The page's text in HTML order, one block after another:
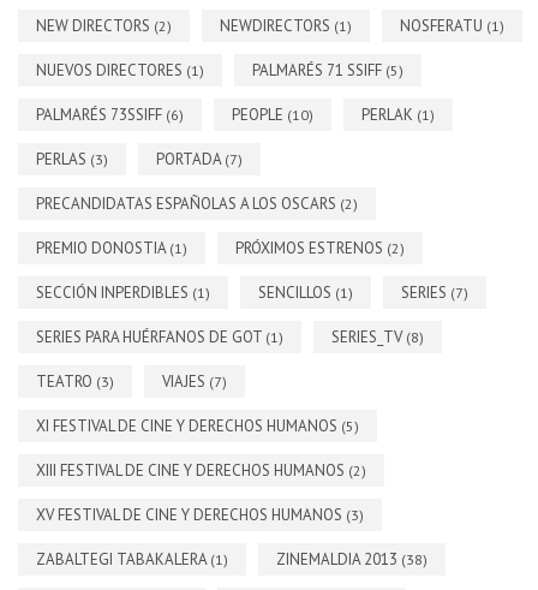
NEW DIRECTORS (2) NEWDIRECTORS (1) NOSFERATU (1)
NUEVOS DIRECTORES (1) PALMARÉS 71 SSIFF (5)
PALMARÉS 73SSIFF (6) PEOPLE (10) PERLAK (1)
PERLAS (3) PORTADA (7)
PRECANDIDATAS ESPAÑOLAS A LOS OSCARS (2)
PREMIO DONOSTIA (1) PRÓXIMOS ESTRENOS (2)
SECCIÓN INPERDIBLES (1) SENCILLOS (1) SERIES (7)
SERIES PARA HUÉRFANOS DE GOT (1) SERIES_TV (8)
TEATRO (3) VIAJES (7)
XI FESTIVAL DE CINE Y DERECHOS HUMANOS (5)
XIII FESTIVAL DE CINE Y DERECHOS HUMANOS (2)
XV FESTIVAL DE CINE Y DERECHOS HUMANOS (3)
ZABALTEGI TABAKALERA (1) ZINEMALDIA 2013 (38)